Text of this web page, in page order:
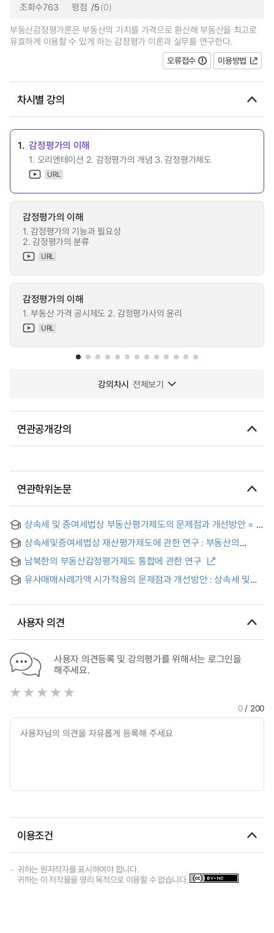
조회수763 평점 /5(0)
부동산감정평가론은 부동산의 가치를 가격으로 환산해 부동산을 최고로
유효하게 이용할 수 있게 하는 감정평가 이론과 실무를 연구한다.
오류접수
이용방법
차시별 강의
1. 감정평가의 이해
1. 오리엔테이션 2. 감정평가의 개념 3. 감정평가제도
URL
감정평가의 이해
1. 감정평가의 기능과 필요성
2. 감정평가의 분류
URL
감정평가의 이해
1. 부동산 가격 공시제도 2. 감정평가사의 윤리
URL
강의차시 전체보기
연관공개강의
연관학위논문
상속세 및 증여세법상 부동산평가제도의 문제점과 개선방안 = A
Real Property ofInheritance and Donation Tax
상속세및증여세법상 재산평가제도에 관한 연구 : 부동산의
system by the Inheritance Tax and Gift Tax Act
남북한의 부동산감정평가제도 통합에 관한 연구
유사매매사례가액 시가적용의 문제점과 개선방안 : 상속세 및
사용자 의견
사용자 의견등록 및 강의평가를 위해서는 로그인을
해주세요.
0/ 200
이용조건
귀하는 원저작자를 표시하여야 합니다.
귀하는 이 저작물을 영리 목적으로 이용할 수 없습니다.